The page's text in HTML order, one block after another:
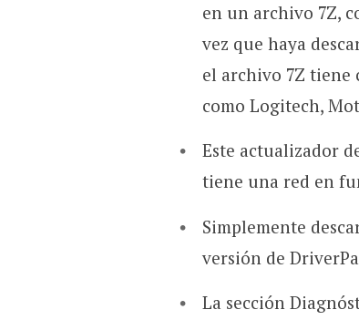
en un archivo 7Z,
vez que haya
el archivo 7Z tiene
como Logitech,
Este actualizador
tiene una red en
Simplemente
versión de
La sección